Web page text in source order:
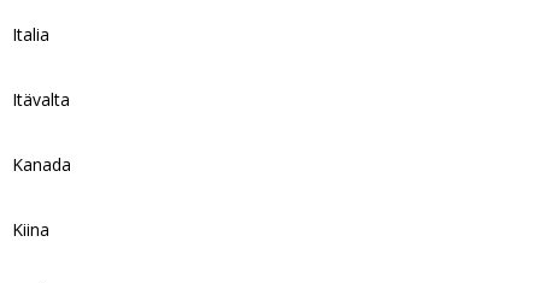
Italia
Itävalta
Kanada
Kiina